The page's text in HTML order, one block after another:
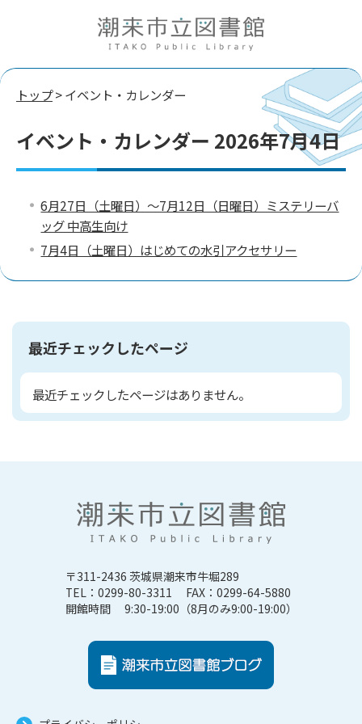
トップ> イベント・カレンダー
イベント・カレンダー 2026年7月4日
6月27日（土曜日）～7月12日（日曜日）ミステリーバ
ッグ 中高生向け
7月4日（土曜日）はじめての水引アクセサリー
最近チェックしたページ
最近チェックしたページはありません。
〒311-2436 茨城県潮来市牛堀289
TEL：0299-80-3311 FAX：0299-64-5880
開館時間 9:30-19:00（8月のみ9:00-19:00）